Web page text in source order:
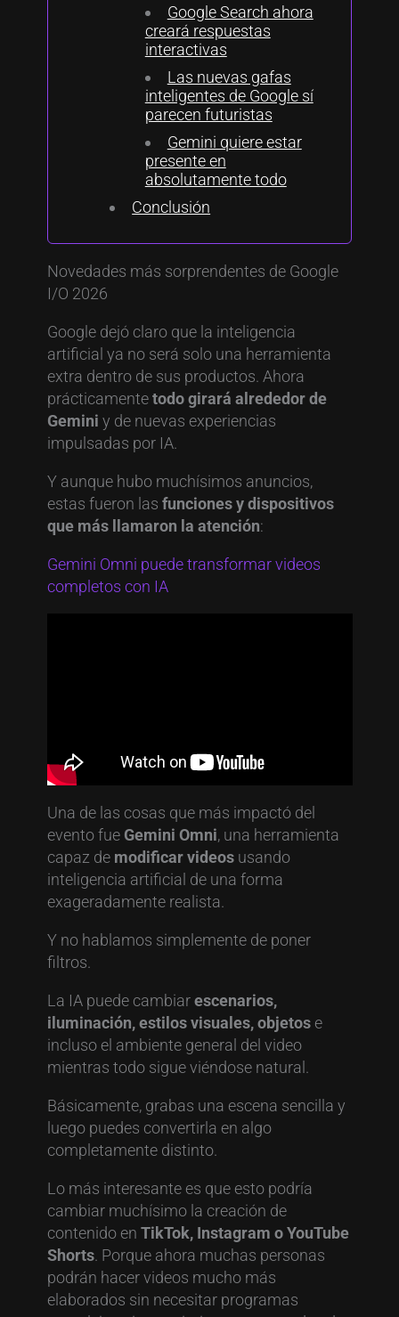
Google Search ahora
creará respuestas
interactivas
Las nuevas gafas
inteligentes de Google sí
parecen futuristas
Gemini quiere estar
presente en
absolutamente todo
Conclusión
Novedades más sorprendentes de Google
I/O 2026
Google dejó claro que la inteligencia
artificial ya no será solo una herramienta
extra dentro de sus productos. Ahora
prácticamentetodo girará alrededor de
Gemini y de nuevas experiencias
impulsadas por IA.
Y aunque hubo muchísimos anuncios,
estas fueron las funciones y dispositivos
que más llamaron la atención:
Gemini Omni puede transformar videos
completos con IA
Una de las cosas que más impactó del
evento fue Gemini Omni, una herramienta
capaz de modificar videosusando
inteligencia artificial de una forma
exageradamente realista.
Y no hablamos simplemente de poner
filtros.
La IA puede cambiarescenarios,
iluminación, estilos visuales, objetose
incluso el ambiente general del video
mientras todo sigue viéndose natural.
Básicamente, grabas una escena sencilla y
luego puedes convertirla en algo
completamente distinto.
Lo más interesante es que esto podría
cambiar muchísimo la creación de
contenido en TikTok, Instagram o YouTube
Shorts. Porque ahora muchas personas
podrán hacer videos mucho más
elaborados sin necesitar programas